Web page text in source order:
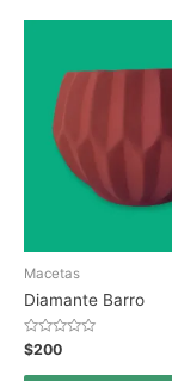
Macetas
Diamante Barro
Valorado
en
0
$200